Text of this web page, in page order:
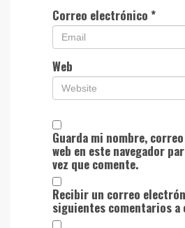
Correo electrónico *
Web
Guarda mi nombre,
web en este navegador
vez que comente.
Recibir un correo
siguientes comentarios a